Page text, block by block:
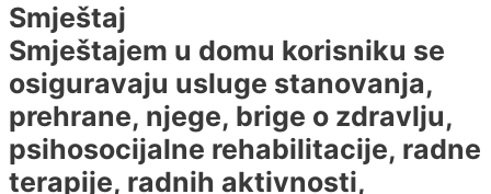
Smještaj
Smještajem u domu korisniku se
osiguravaju usluge stanovanja,
prehrane, njege, brige o zdravlju,
psihosocijalne rehabilitacije, radne
terapije, radnih aktivnosti,